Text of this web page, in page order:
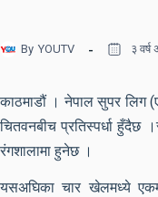
By YOUTV ३ वर्ष
काठमाडौं । नेपाल सुपर लिग
चितवनबीच प्रतिस्पर्धा
रंगशालामा हुनेछ ।
यसअघिका चार खेलमध्ये